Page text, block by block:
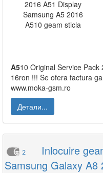
A510 Original Service
16ron !!! Se ofera factura
www.moka-gsm.ro
Детали...
2
Inlocuire
Samsung Galaxy A8